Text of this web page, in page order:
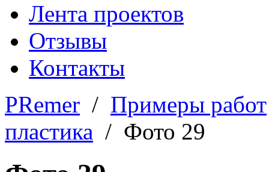
Лента проектов
Отзывы
Контакты
PRemer / Примеры работ
пластика / Фото 29